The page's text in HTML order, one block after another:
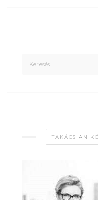
TAKÁCS